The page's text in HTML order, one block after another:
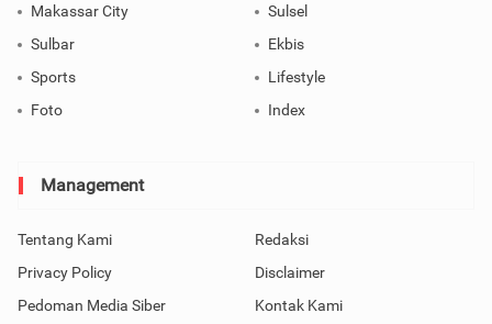
Makassar City
Sulsel
Sulbar
Ekbis
Sports
Lifestyle
Foto
Index
Management
Tentang Kami
Redaksi
Privacy Policy
Disclaimer
Pedoman Media Siber
Kontak Kami